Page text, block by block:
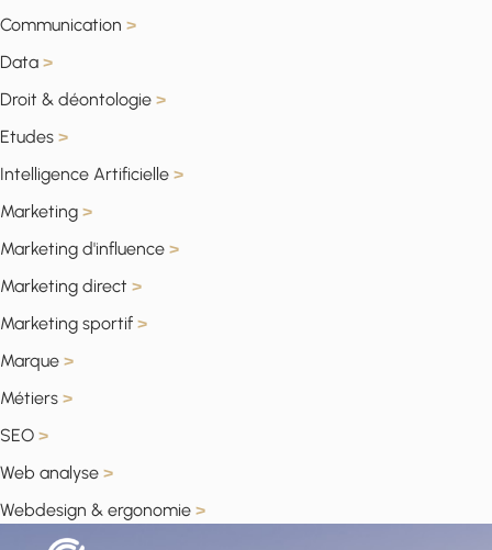
Communication >
Data >
Droit & déontologie >
Etudes >
Intelligence Artificielle >
Marketing >
Marketing d'influence >
Marketing direct >
Marketing sportif >
Marque >
Métiers >
SEO >
Web analyse >
Webdesign & ergonomie >